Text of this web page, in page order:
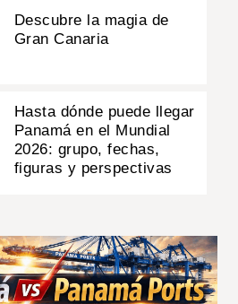
Descubre la magia de
Gran Canaria
Hasta dónde puede llegar
Panamá en el Mundial
2026: grupo, fechas,
figuras y perspectivas